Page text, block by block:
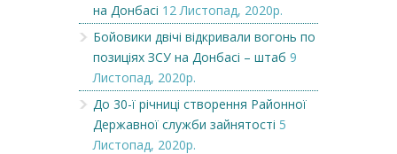
на Донбасі 12 Листопад, 2020р.
Бойовики двічі відкривали вогонь по
позиціях ЗСУ на Донбасі – штаб 9
Листопад, 2020р.
До 30-ї річниці створення Районної
Державної служби зайнятості 5
Листопад, 2020р.